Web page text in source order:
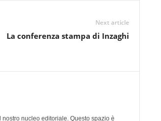
Next article
La conferenza stampa di Inzaghi
nucleo editoriale. Questo spazio è